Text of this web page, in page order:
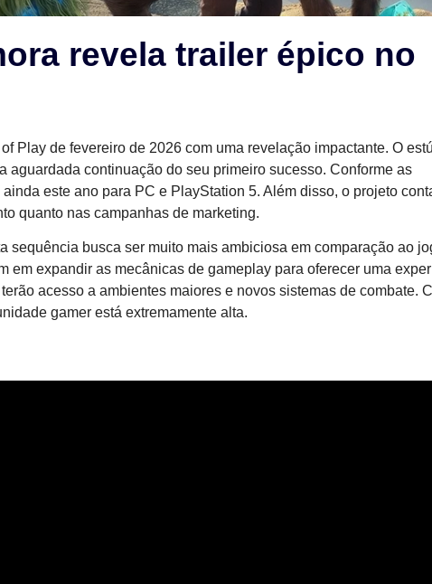
revela trailer épico no
Play de fevereiro de 2026 com uma revelação impactante. O
aguardada continuação do seu primeiro sucesso. Conforme as
este ano para PC e PlayStation 5. Além disso, o projeto
quanto nas campanhas de marketing.
sequência busca ser muito mais ambiciosa em comparação ao
em expandir as mecânicas de gameplay para oferecer uma
acesso a ambientes maiores e novos sistemas de combate.
gamer está extremamente alta.